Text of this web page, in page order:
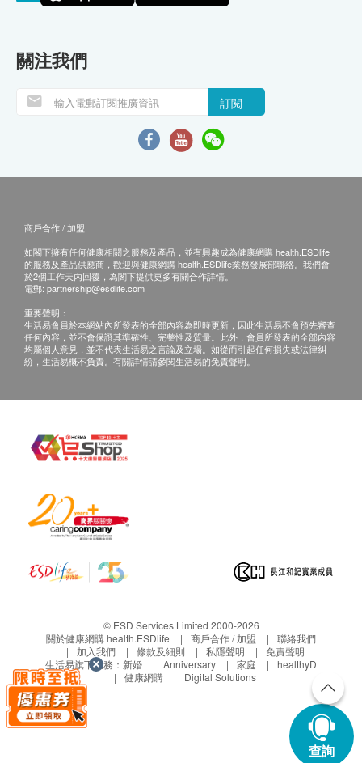
關注我們
訂閱
商戶合作 / 加盟
如閣下擁有任何健康相關之服務及產品，並有興趣成為健康網購 health.ESDlife
的服務及產品供應商，歡迎與健康網購 health.ESDlife業務發展部聯絡。我們會
於2個工作天內回覆，為閣下提供更多有關合作詳情。
電郵: partnership@esdlife.com
重要聲明：
生活易會員於本網站內所發表的全部內容為即時更新，因此生活易不會預先審查
任何內容，並不會保證其準確性、完整性及質量。此外，會員所發表的全部內容
均屬個人意見，並不代表生活易之言論及立場。如從而引起任何損失或法律糾
紛，生活易概不負責。有關詳情請參閱生活易的免責聲明。
© ESD Services Limited 2000-2026
關於健康網購 health.ESDlife
商戶合作 / 加盟
聯絡我們
加入我們
條款及細則 私隱聲明
免責聲明
生活易旗下業務： 新婚 Anniversary 家庭
healthyD
健康網購
Digital Solutions
查詢